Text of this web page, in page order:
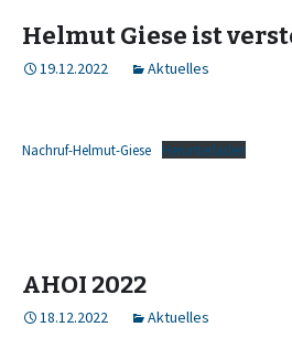
Helmut Giese ist
19.12.2022 Aktuelles
Nachruf-Helmut-Giese Herunterladen
AHOI 2022
18.12.2022 Aktuelles